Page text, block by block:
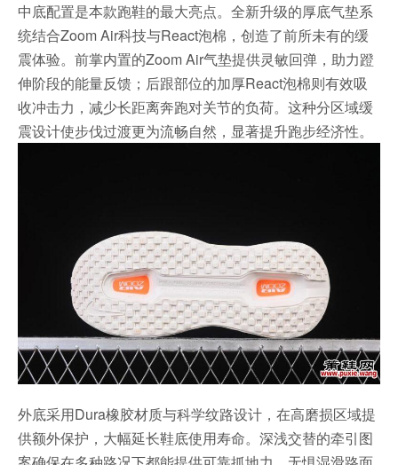
中底配置是本款跑鞋的最大亮点。全新升级的厚底气垫系
统结合Zoom Air科技与React泡棉，创造了前所未有的缓
震体验。前掌内置的Zoom Air气垫提供灵敏回弹，助力蹬
伸阶段的能量反馈；后跟部位的加厚React泡棉则有效吸
收冲击力，减少长距离奔跑对关节的负荷。这种分区域缓
震设计使步伐过渡更为流畅自然，显著提升跑步经济性。
外底采用Dura橡胶材质与科学纹路设计，在高磨损区域提
供额外保护，大幅延长鞋底使用寿命。深浅交替的牵引图